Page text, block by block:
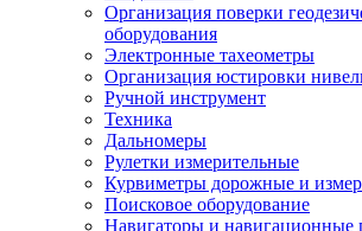
Организация поверки
оборудования
Электронные тахеометры
Организация юстировки
Ручной инструмент
Техника
Дальномеры
Рулетки измерительные
Курвиметры дорожные и
Поисковое оборудование
Навигаторы и навигационные